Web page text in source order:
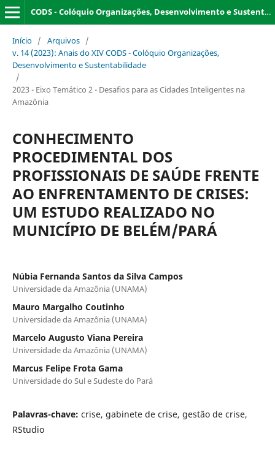
CODS - Colóquio Organizações, Desenvolvimento e Sustentabilidade
Início / Arquivos /
v. 14 (2023): Anais do XIV CODS - Colóquio Organizações,
Desenvolvimento e Sustentabilidade
/
2023 - Eixo Temático 2 - Desafios para as Cidades Inteligentes na
Amazônia
CONHECIMENTO
PROCEDIMENTAL DOS
PROFISSIONAIS DE SAÚDE FRENTE
AO ENFRENTAMENTO DE CRISES:
UM ESTUDO REALIZADO NO
MUNICÍPIO DE BELÉM/PARÁ
Núbia Fernanda Santos da Silva Campos
Universidade da Amazônia (UNAMA)
Mauro Margalho Coutinho
Universidade da Amazônia (UNAMA)
Marcelo Augusto Viana Pereira
Universidade da Amazônia (UNAMA)
Marcus Felipe Frota Gama
Universidade do Sul e Sudeste do Pará
Palavras-chave: crise, gabinete de crise, gestão de crise,
RStudio